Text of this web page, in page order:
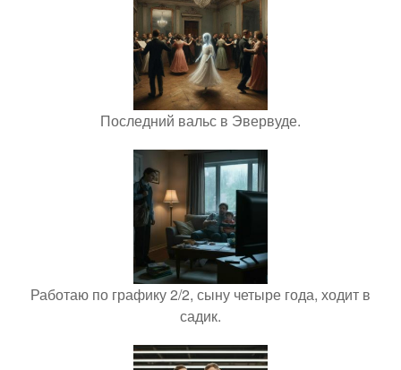
Последний вальс в Эвервуде.
Работаю по графику 2/2, сыну четыре года, ходит в
садик.